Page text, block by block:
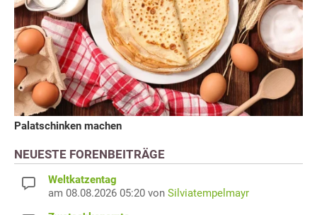
Palatschinken machen
NEUESTE FORENBEITRÄGE
Weltkatzentag
am 08.08.2026 05:20 von Silviatempelmayr